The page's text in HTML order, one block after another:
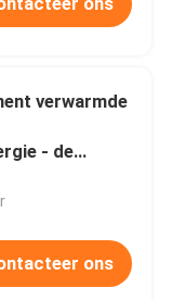
verwarmde
- de
besparings
ons